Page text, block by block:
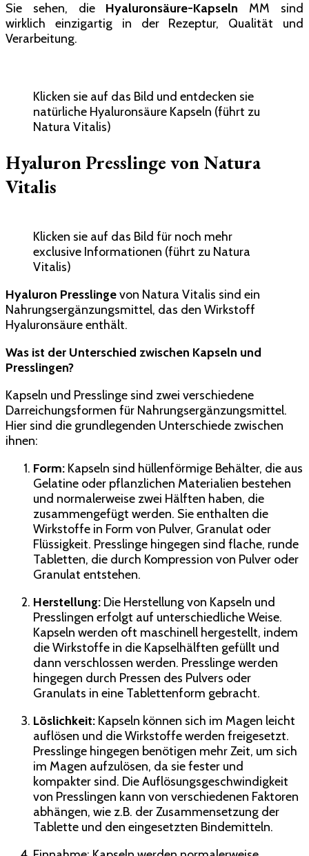
Sie sehen, die Hyaluronsäure-Kapseln MM sind
wirklich einzigartig in der Rezeptur, Qualität und
Verarbeitung.
Klicken sie auf das Bild und entdecken sie
natürliche Hyaluronsäure Kapseln (führt zu
Natura Vitalis)
Hyaluron Presslinge von Natura
Vitalis
Klicken sie auf das Bild für noch mehr
exclusive Informationen (führt zu Natura
Vitalis)
Hyaluron Presslingevon Natura Vitalis sind ein
Nahrungsergänzungsmittel, das den Wirkstoff
Hyaluronsäure enthält.
Was ist der Unterschied zwischen Kapseln und
Presslingen?
Kapseln und Presslinge sind zwei verschiedene
Darreichungsformen für Nahrungsergänzungsmittel.
Hier sind die grundlegenden Unterschiede zwischen
ihnen:
Form: Kapseln sind hüllenförmige Behälter, die aus
Gelatine oder pflanzlichen Materialien bestehen
und normalerweise zwei Hälften haben, die
zusammengefügt werden. Sie enthalten die
Wirkstoffe in Form von Pulver, Granulat oder
Flüssigkeit. Presslinge hingegen sind flache, runde
Tabletten, die durch Kompression von Pulver oder
Granulat entstehen.
Herstellung: Die Herstellung von Kapseln und
Presslingen erfolgt auf unterschiedliche Weise.
Kapseln werden oft maschinell hergestellt, indem
die Wirkstoffe in die Kapselhälften gefüllt und
dann verschlossen werden. Presslinge werden
hingegen durch Pressen des Pulvers oder
Granulats in eine Tablettenform gebracht.
Löslichkeit: Kapseln können sich im Magen leicht
auflösen und die Wirkstoffe werden freigesetzt.
Presslinge hingegen benötigen mehr Zeit, um sich
im Magen aufzulösen, da sie fester und
kompakter sind. Die Auflösungsgeschwindigkeit
von Presslingen kann von verschiedenen Faktoren
abhängen, wie z.B. der Zusammensetzung der
Tablette und den eingesetzten Bindemitteln.